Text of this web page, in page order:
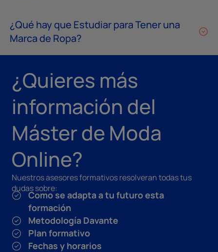
¿Qué hay que Estudiar para Tener una
Marca de Ropa?
¿Quieres más
información del
Máster de Moda
Online?
Nuestros asesores formativos resolveran todas tus
dudas sobre:
Como se adapta a tu futuro esta
formación
Metodología Davante
Plan formativo
Fechas y horarios